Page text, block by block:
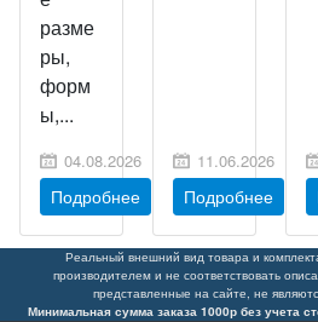
разме
ры,
форм
ы,...
04.08.2026
Подробнее
11.06.2026
Подробнее
Реальный внешний вид товара и
производителем и не соответствовать
представленные на сайте, не
Минимальная сумма заказа 1000р без учета